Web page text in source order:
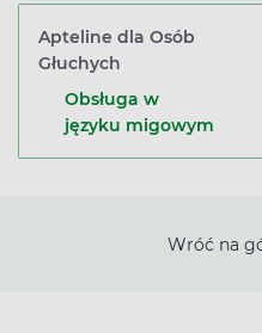
Apteline dla Osób
Głuchych
Obsługa w
języku migowym
Wróć na